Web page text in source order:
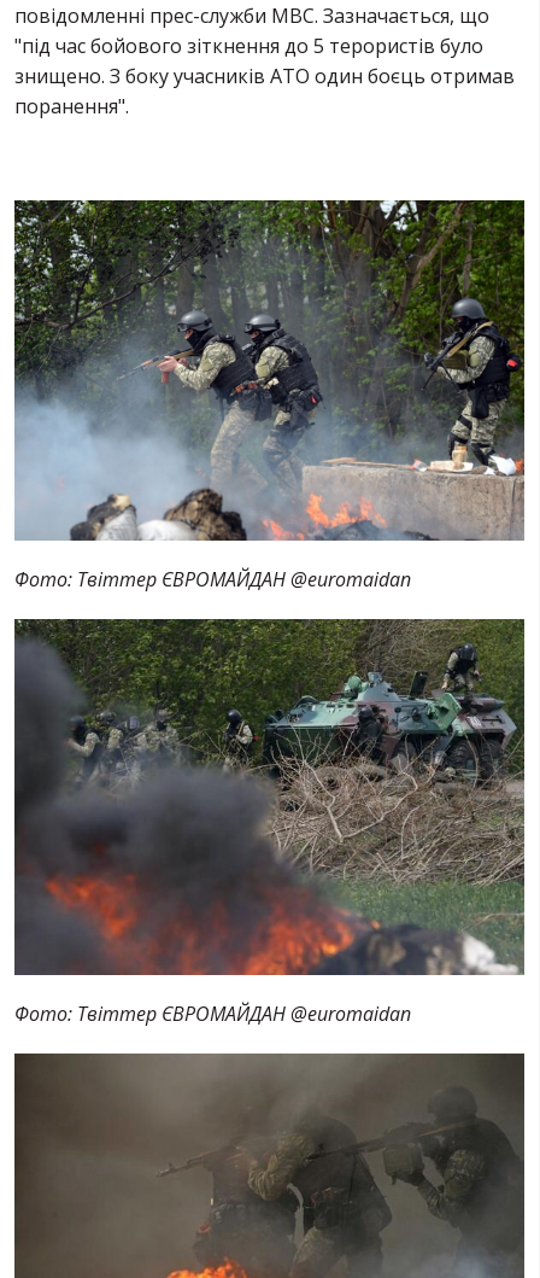
повідомленні прес-служби МВС. Зазначається, що
"під час бойового зіткнення до 5 терористів було
знищено. З боку учасників АТО один боєць отримав
поранення".
Фото: Твіттер ЄВРОМАЙДАН ‏@euromaidan
Фото: Твіттер ЄВРОМАЙДАН ‏@euromaidan